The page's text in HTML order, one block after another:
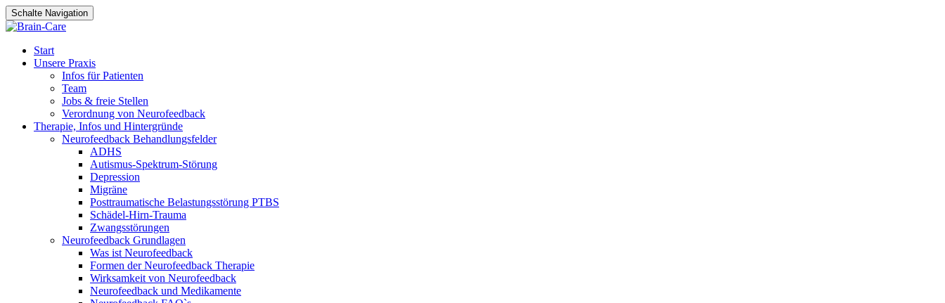
Schalte Navigation
Zum
Inhalt
Start
Unsere Praxis
Infos für Patienten
Team
Jobs & freie Stellen
Verordnung von Neurofeedback
Therapie, Infos und Hintergründe
Neurofeedback Behandlungsfelder
ADHS
Autismus-Spektrum-Störung
Depression
Migräne
Posttraumatische Belastungsstörung PTBS
Schädel-Hirn-Trauma
Zwangsstörungen
Neurofeedback Grundlagen
Was ist Neurofeedback
Formen der Neurofeedback Therapie
Wirksamkeit von Neurofeedback
Neurofeedback und Medikamente